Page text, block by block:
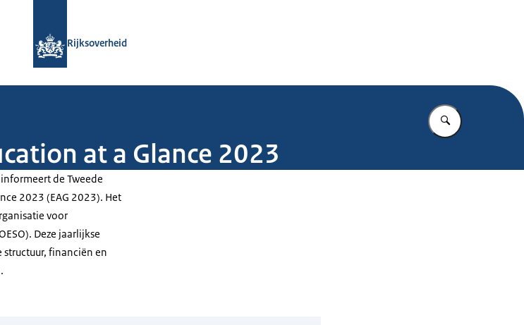
Rijksoverheid
Vul in wat u
at a Glance 2023
de Tweede
2023 (EAG 2023). Het
voor
Deze jaarlijkse
structuur, financiën en